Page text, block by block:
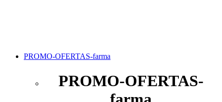
PROMO-OFERTAS-farma
PROMO-OFERTAS-